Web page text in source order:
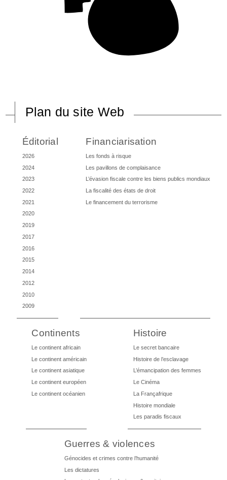
Plan du site Web
Éditorial
2026
2024
2023
2022
2021
2020
2019
2017
2016
2015
2014
2012
2010
2009
Financiarisation
Les fonds à risque
Les pavillons de complaisance
L’évasion fiscale contre les biens publics mondiaux
La fiscalité des états de droit
Le financement du terrorisme
Continents
Le continent africain
Le continent américain
Le continent asiatique
Le continent européen
Le continent océanien
Histoire
Le secret bancaire
Histoire de l’esclavage
L’émancipation des femmes
Le Cinéma
La Françafrique
Histoire mondiale
Les paradis fiscaux
Guerres & violences
Génocides et crimes contre l’humanité
Les dictatures